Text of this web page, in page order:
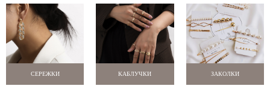
СЕРЕЖКИ КАБЛУЧКИ ЗАКОЛКИ